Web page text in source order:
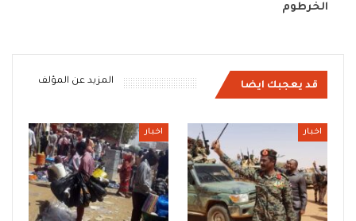
الخرطوم
قد يعجبك ايضا المزيد عن المؤلف
اخبار اخبار